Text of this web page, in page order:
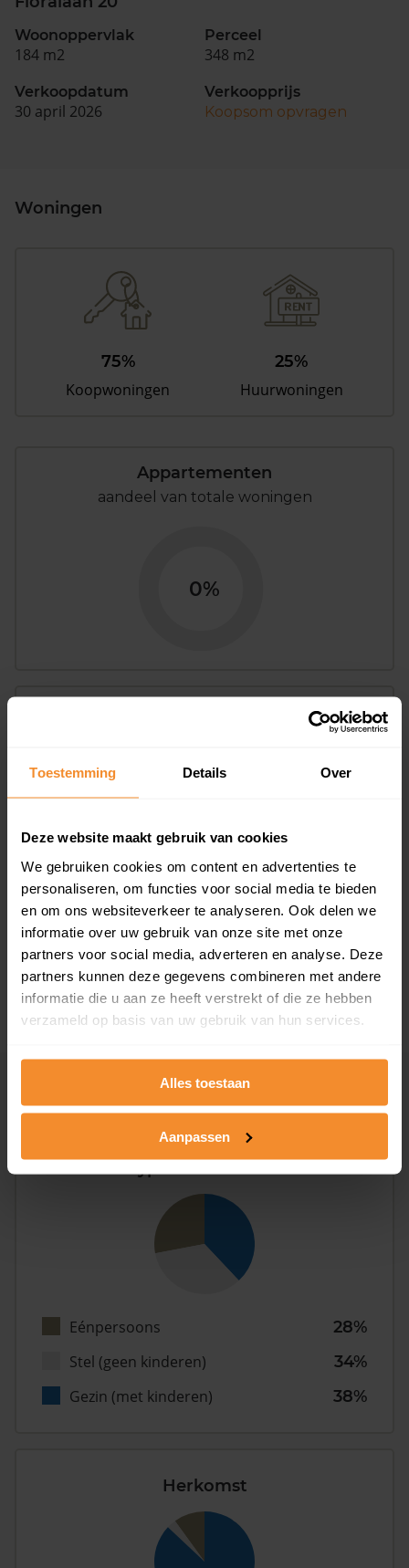
Toestemming Details Over
Deze website maakt gebruik van cookies
We gebruiken cookies om content en advertenties te
personaliseren, om functies voor social media te bieden
en om ons websiteverkeer te analyseren. Ook delen we
informatie over uw gebruik van onze site met onze
partners voor social media, adverteren en analyse. Deze
partners kunnen deze gegevens combineren met andere
informatie die u aan ze heeft verstrekt of die ze hebben
verzameld op basis van uw gebruik van hun services.
Alles toestaan
Aanpassen
Woonoppervlak
184 m2
Perceel
348 m2
Verkoopdatum
30 april 2026
Verkoopprijs
Koopsom opvragen
Woningen
75%
Koopwoningen
25%
Huurwoningen
Appartementen
aandeel van totale woningen
0%
T/m 1945
0%
1946 - 1980
0%
1981 - 2007
100%
2008 of later
0%
Eénpersoons
28%
Stel (geen kinderen)
34%
Gezin (met kinderen)
38%
Herkomst